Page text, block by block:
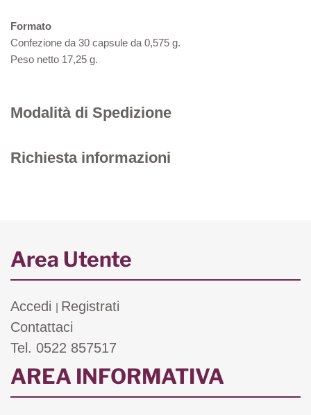
Formato
Confezione da 30 capsule da 0,575 g.
Peso netto 17,25 g.
Modalità di Spedizione
Richiesta informazioni
Area Utente
Accedi
Registrati
Contattaci
Tel. 0522 857517
AREA INFORMATIVA